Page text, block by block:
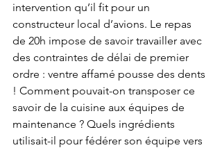
intervention qu’il fit pour un
constructeur local d’avions. Le repas
de 20h impose de savoir travailler avec
des contraintes de délai de premier
ordre : ventre affamé pousse des dents
! Comment pouvait-on transposer ce
savoir de la cuisine aux équipes de
maintenance ? Quels ingrédients
utilisait-il pour fédérer son équipe vers